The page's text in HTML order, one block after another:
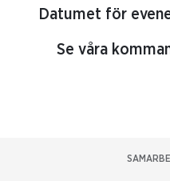
Datumet för
Se våra